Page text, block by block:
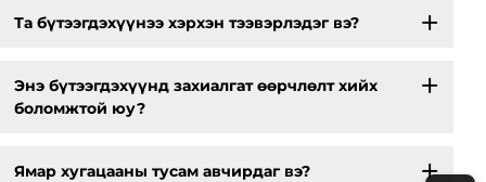
Та бүтээгдэхүүнээ хэрхэн тээвэрлэдэг вэ?
Энэ бүтээгдэхүүнд захиалгат өөрчлөлт хийх
боломжтой юу?
Ямар хугацааны тусам авчирдаг вэ?